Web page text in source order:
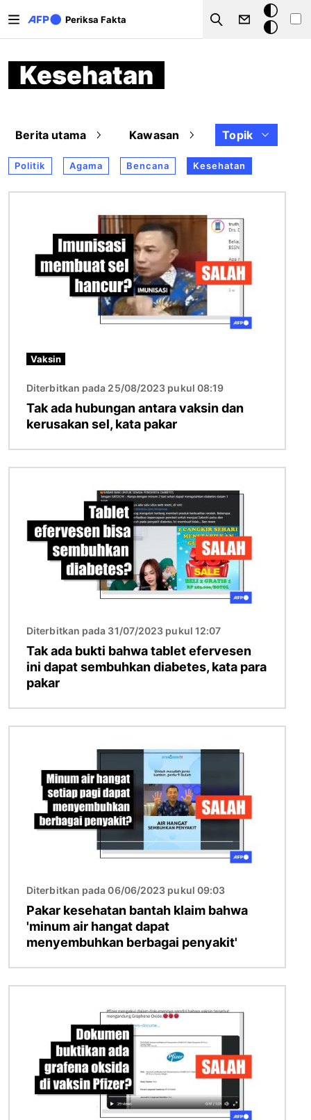
Periksa Fakta
Search
Mode
gelap
Kesehatan
Berita utama Kawasan Topik
Politik Agama Bencana Kesehatan
Vaksin
Diterbitkan pada 25/08/2023 pukul 08:19
Tak ada hubungan antara vaksin dan
kerusakan sel, kata pakar
Diterbitkan pada 31/07/2023 pukul 12:07
Tak ada bukti bahwa tablet efervesen
ini dapat sembuhkan diabetes, kata para
pakar
Diterbitkan pada 06/06/2023 pukul 09:03
Pakar kesehatan bantah klaim bahwa
'minum air hangat dapat
menyembuhkan berbagai penyakit'